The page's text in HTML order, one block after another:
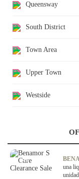
Queensway
South District
Town Area
Upper Town
Westside
una
OFERTA